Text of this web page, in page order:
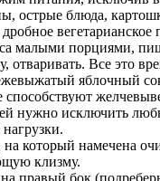
острые блюда,
вегетарианское
малыми порциями,
отваривать. Все это
яблочный
способствуют
нужно исключить
который намечена
клизму.
правый бок